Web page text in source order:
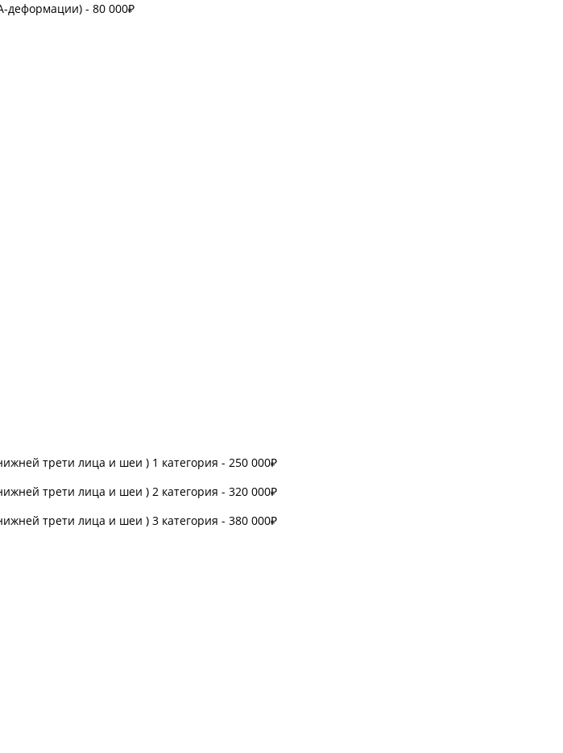
деформации) - 80 000₽
трети лица и шеи ) 1 категория - 250 000₽
трети лица и шеи ) 2 категория - 320 000₽
трети лица и шеи ) 3 категория - 380 000₽